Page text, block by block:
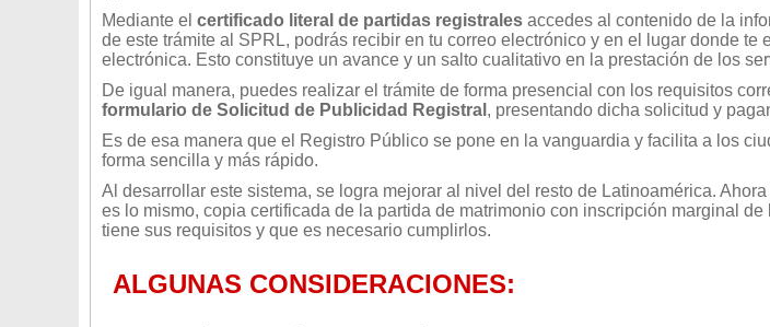
Mediante el certificado literal de partidas registrales accedes al contenido de la
de este trámite al SPRL, podrás recibir en tu correo electrónico y en el lugar donde
electrónica. Esto constituye un avance y un salto cualitativo en la prestación de los
De igual manera, puedes realizar el trámite de forma presencial con los requisitos
formulario de Solicitud de Publicidad Registral , presentando dicha solicitud y
Es de esa manera que el Registro Público se pone en la vanguardia y facilita a los
forma sencilla y más rápido.
Al desarrollar este sistema, se logra mejorar al nivel del resto de Latinoamérica.
es lo mismo, copia certificada de la partida de matrimonio con inscripción marginal
tiene sus requisitos y que es necesario cumplirlos.
ALGUNAS CONSIDERACIONES: